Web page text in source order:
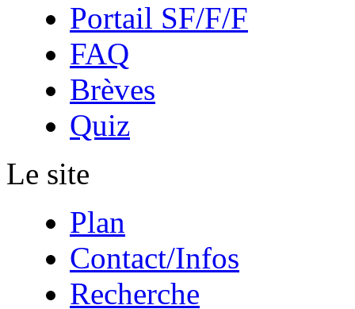
Portail SF/F/F
FAQ
Brèves
Quiz
Le site
Plan
Contact/Infos
Recherche